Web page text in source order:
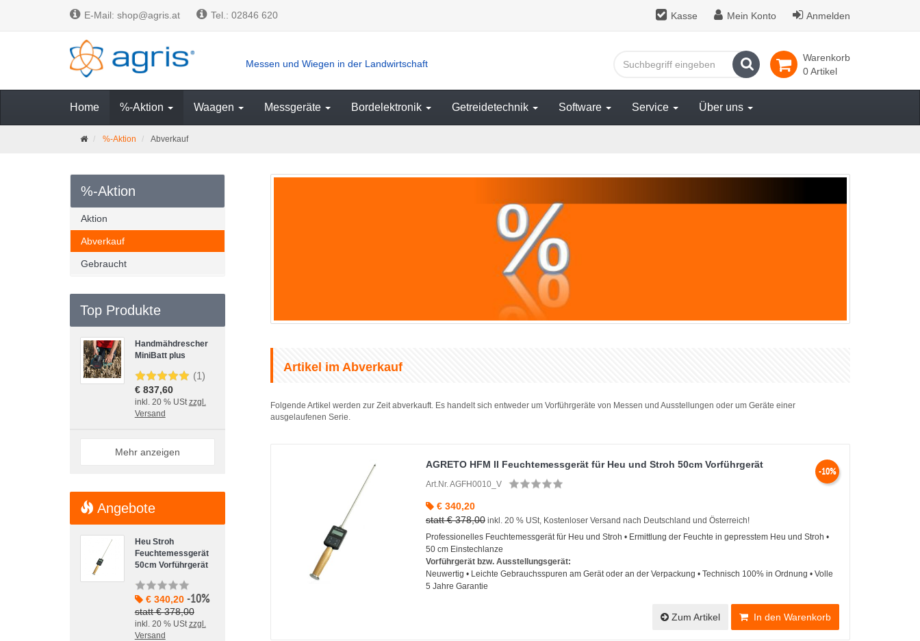
E-Mail: shop@agris.at Tel.: 02846 620 Kasse Mein Konto Anmelden
Messen und Wiegen in der Landwirtschaft
Warenkorb
0 Artikel
Suchen
Home %-Aktion Waagen Messgeräte Bordelektronik Getreidetechnik Software Service Über uns
S
r
t
s
e
i
t
e
%-Aktion Abverkauf
Artikel im Abverkauf
Folgende Artikel werden zur Zeit abverkauft. Es handelt sich entweder um Vorführgeräte von Messen und Ausstellungen oder um Geräte einer
ausgelaufenen Serie.
AGRETO HFM II Feuchtemessgerät für Heu und Stroh 50cm Vorführgerät
Art.Nr. AGFH0010_V
€ 340,20
-10%
statt € 378,00inkl. 20 % USt, Kostenloser Versand nach Deutschland und Österreich!
Professionelles Feuchtemessgerät für Heu und Stroh • Ermittlung der Feuchte in gepresstem Heu und Stroh •
50 cm Einstechlanze
Vorführgerät bzw. Ausstellungsgerät:
Neuwertig • Leichte Gebrauchsspuren am Gerät oder an der Verpackung • Technisch 100% in Ordnung • Volle
5 Jahre Garantie
In den Warenkorb
Zum Artikel
%-Aktion
Aktion
Abverkauf
Gebraucht
Top Produkte
Handmähdrescher
MiniBatt plus
(1)
€ 837,60
inkl. 20 % UStzzgl.
Versand
Mehr anzeigen
Angebote
Heu Stroh
Feuchtemessgerät
50cm Vorführgerät
€ 340,20 -10%
statt € 378,00
inkl. 20 % UStzzgl.
Versand